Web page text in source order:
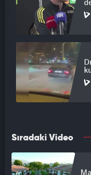
Sıradaki Video